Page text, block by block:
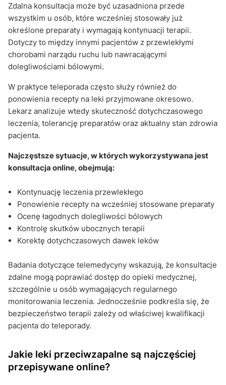
Zdalna konsultacja może być uzasadniona przede
wszystkim u osób, które wcześniej stosowały już
określone preparaty i wymagają kontynuacji terapii.
Dotyczy to między innymi pacjentów z przewlekłymi
chorobami narządu ruchu lub nawracającymi
dolegliwościami bólowymi.
W praktyce teleporada często służy również do
ponowienia recepty na leki przyjmowane okresowo.
Lekarz analizuje wtedy skuteczność dotychczasowego
leczenia, tolerancję preparatów oraz aktualny stan zdrowia
pacjenta.
Najczęstsze sytuacje, w których wykorzystywana jest
konsultacja online, obejmują:
Kontynuację leczenia przewlekłego
Ponowienie recepty na wcześniej stosowane preparaty
Ocenę łagodnych dolegliwości bólowych
Kontrolę skutków ubocznych terapii
Korektę dotychczasowych dawek leków
Badania dotyczące telemedycyny wskazują, że konsultacje
zdalne mogą poprawiać dostęp do opieki medycznej,
szczególnie u osób wymagających regularnego
monitorowania leczenia. Jednocześnie podkreśla się, że
bezpieczeństwo terapii zależy od właściwej kwalifikacji
pacjenta do teleporady.
Jakie leki przeciwzapalne są najczęściej
przepisywane online?